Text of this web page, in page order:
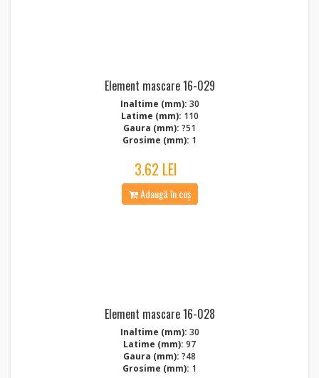
Element mascare 16-029
Inaltime (mm): 30
Latime (mm): 110
Gaura (mm): ?51
Grosime (mm): 1
3.62 LEI
Adaugă în coș
Element mascare 16-028
Inaltime (mm): 30
Latime (mm): 97
Gaura (mm): ?48
Grosime (mm): 1